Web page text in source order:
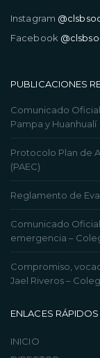
Instagram
Facebook
PUBLICACIONES
Comunicado
Pampa y Huanhualí
Protocolo Plan de
(PAEC)
Reglamento de
Comunicado
emergencia –
Compromiso,
Jael Riveros –
ENLACES RÁPIDOS
INICIO